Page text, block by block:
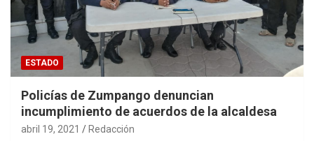
ESTADO
Policías de Zumpango denuncian
incumplimiento de acuerdos de la alcaldesa
abril 19, 2021 Redacción